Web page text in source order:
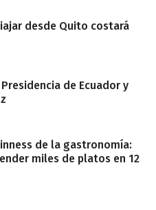
desde Quito costará
de Ecuador y
de la gastronomía:
miles de platos en 12